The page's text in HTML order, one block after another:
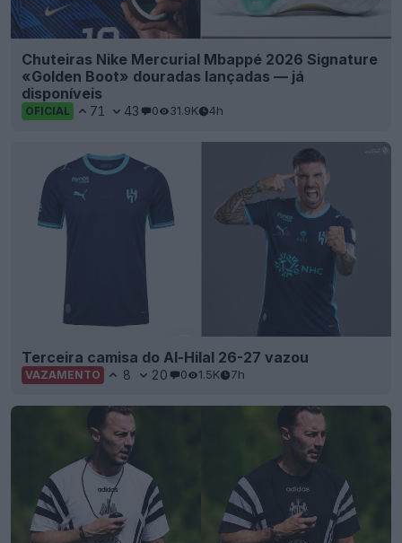
Chuteiras Nike Mercurial Mbappé 2026 Signature
«Golden Boot» douradas lançadas — já
disponíveis
OFICIAL 71 43 0 31.9K 4h
Terceira camisa do Al-Hilal 26-27 vazou
VAZAMENTO 8 20 0 1.5K 7h